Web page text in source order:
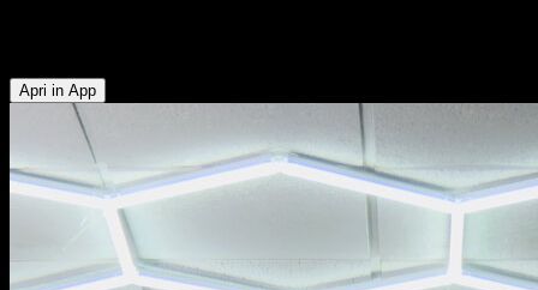
Apri in App